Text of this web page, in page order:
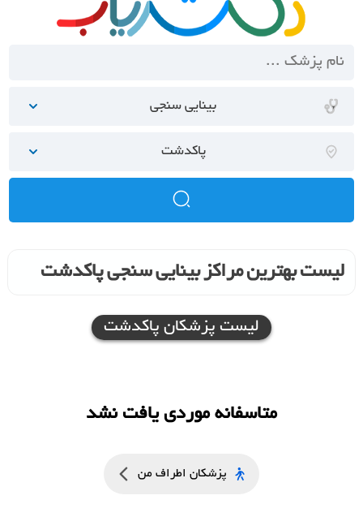
بینایی سنجی
پاکدشت
لیست بهترین مراکز بینایی سنجی پاکدشت
لیست پزشکان پاکدشت
متاسفانه موردی یافت نشد
پزشکان اطراف من